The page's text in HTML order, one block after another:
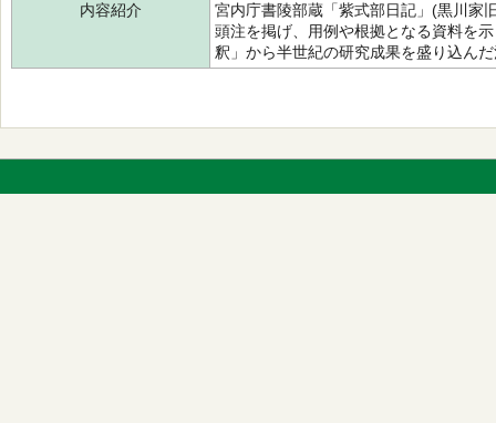
内容紹介
宮内庁書陵部蔵「紫式部日記」(黒川家
頭注を掲げ、用例や根拠となる資料を
釈」から半世紀の研究成果を盛り込ん